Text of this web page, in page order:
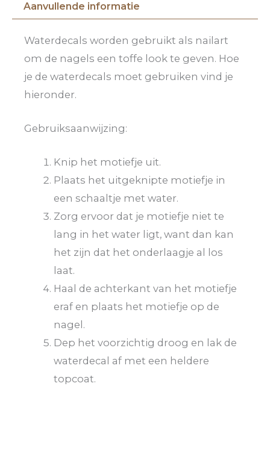
Aanvullende informatie
Waterdecals worden gebruikt als nailart
om de nagels een toffe look te geven. Hoe
je de waterdecals moet gebruiken vind je
hieronder.
Gebruiksaanwijzing:
Knip het motiefje uit.
Plaats het uitgeknipte motiefje in
een schaaltje met water.
Zorg ervoor dat je motiefje niet te
lang in het water ligt, want dan kan
het zijn dat het onderlaagje al los
laat.
Haal de achterkant van het motiefje
eraf en plaats het motiefje op de
nagel.
Dep het voorzichtig droog en lak de
waterdecal af met een heldere
topcoat.